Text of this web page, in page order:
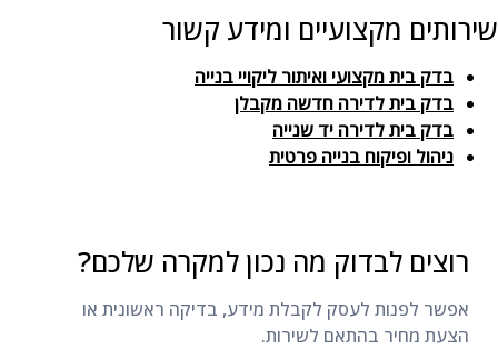
שירותים מקצועיים ומידע קשור
בדק בית מקצועי ואיתור ליקויי בנייה
בדק בית לדירה חדשה מקבלן
בדק בית לדירה יד שנייה
ניהול ופיקוח בנייה פרטית
רוצים לבדוק מה נכון למקרה שלכם?
אפשר לפנות לעסק לקבלת מידע, בדיקה ראשונית או
הצעת מחיר בהתאם לשירות.